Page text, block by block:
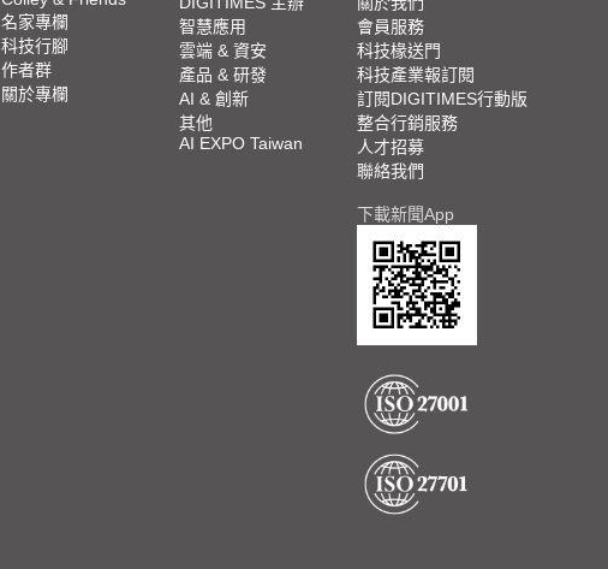
名家專欄
科技行腳
作者群
關於專欄
智慧應用
雲端 & 資安
產品 & 研發
AI & 創新
其他
AI EXPO Taiwan
會員服務
科技椽送門
科技產業報訂閱
訂閱DIGITIMES行動版
整合行銷服務
人才招募
聯絡我們
下載新聞App